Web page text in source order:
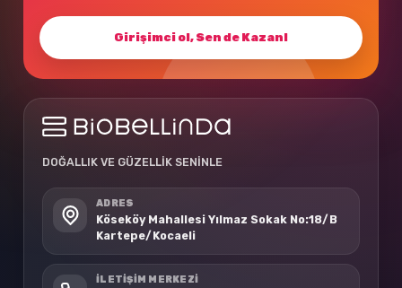
Girişimci ol, Sen de Kazan!
DOĞALLIK VE GÜZELLİK SENİNLE
ADRES
Köseköy Mahallesi Yılmaz Sokak No:18/B
Kartepe/Kocaeli
İLETIŞIM MERKEZI